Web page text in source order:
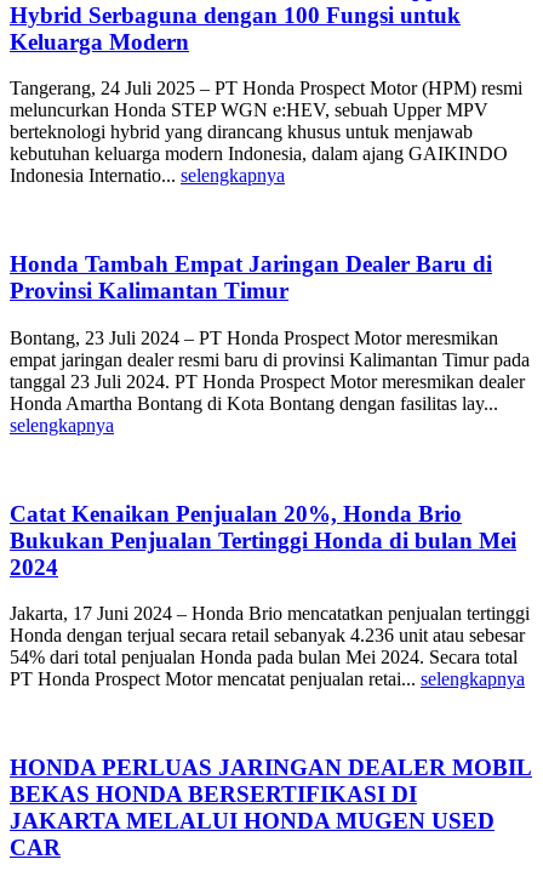
Hybrid Serbaguna dengan 100 Fungsi untuk
Keluarga Modern
Tangerang, 24 Juli 2025 – PT Honda Prospect Motor (HPM) resmi
meluncurkan Honda STEP WGN e:HEV, sebuah Upper MPV
berteknologi hybrid yang dirancang khusus untuk menjawab
kebutuhan keluarga modern Indonesia, dalam ajang GAIKINDO
Indonesia Internatio... selengkapnya
Honda Tambah Empat Jaringan Dealer Baru di
Provinsi Kalimantan Timur
Bontang, 23 Juli 2024 – PT Honda Prospect Motor meresmikan
empat jaringan dealer resmi baru di provinsi Kalimantan Timur pada
tanggal 23 Juli 2024. PT Honda Prospect Motor meresmikan dealer
Honda Amartha Bontang di Kota Bontang dengan fasilitas lay...
selengkapnya
Catat Kenaikan Penjualan 20%, Honda Brio
Bukukan Penjualan Tertinggi Honda di bulan Mei
2024
Jakarta, 17 Juni 2024 – Honda Brio mencatatkan penjualan tertinggi
Honda dengan terjual secara retail sebanyak 4.236 unit atau sebesar
54% dari total penjualan Honda pada bulan Mei 2024. Secara total
PT Honda Prospect Motor mencatat penjualan retai... selengkapnya
HONDA PERLUAS JARINGAN DEALER MOBIL
BEKAS HONDA BERSERTIFIKASI DI
JAKARTA MELALUI HONDA MUGEN USED
CAR